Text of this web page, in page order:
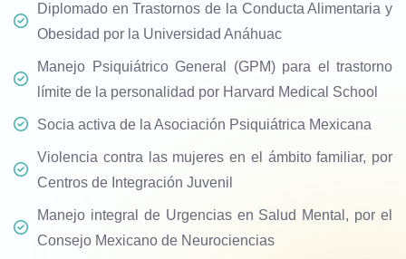
Diplomado en Trastornos de la Conducta Alimentaria y
Obesidad por la Universidad Anáhuac
Manejo Psiquiátrico General (GPM) para el trastorno
límite de la personalidad por Harvard Medical School
Socia activa de la Asociación Psiquiátrica Mexicana
Violencia contra las mujeres en el ámbito familiar, por
Centros de Integración Juvenil
Manejo integral de Urgencias en Salud Mental, por el
Consejo Mexicano de Neurociencias